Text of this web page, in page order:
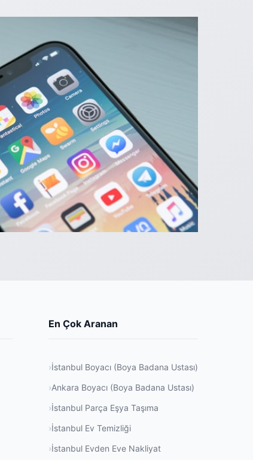
En Çok Aranan
İstanbul Boyacı (Boya Badana Ustası)
Ankara Boyacı (Boya Badana Ustası)
İstanbul Parça Eşya Taşıma
İstanbul Ev Temizliği
İstanbul Evden Eve Nakliyat